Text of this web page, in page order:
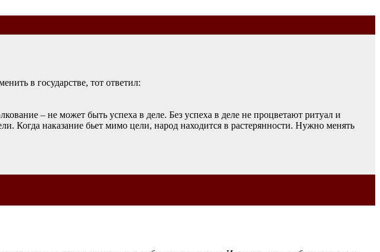
в государстве, тот ответил:
– не может быть успеха в деле. Без успеха в деле не процветают ритуал и
Когда наказание бьет мимо цели, народ находится в растерянности. Нужно менять